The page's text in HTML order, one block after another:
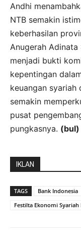
Andhi
NTB semakin
keberhasilan
Anugerah Adinata
menjadi bukti
kepentingan
keuangan syariah
semakin
pusat
pungkasnya. (bul)
IKLAN
TAGS Bank Indonesia
Festilta Ekonomi